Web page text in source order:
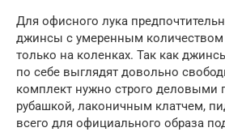
Для офисного лука
джинсы с умеренным
только на коленках. Так как
по себе выглядят довольно
комплект нужно строго деловыми
рубашкой, лаконичным клатчем,
всего для официального образа